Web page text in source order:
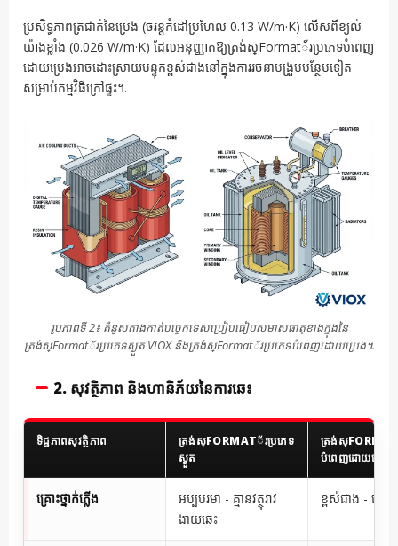
ប្រសិទ្ធភាពត្រជាក់នៃប្រេង (ចរន្តកំដៅប្រហែល 0.13 W/m·K) លើសពីខ្យល់
យ៉ាងខ្លាំង (0.026 W/m·K) ដែលអនុញ្ញាតឱ្យត្រង់ស្Format័រប្រភេទបំពេញ
ដោយប្រេងអាចដោះស្រាយបន្ទុកខ្ពស់ជាងនៅក្នុងការរចនាបង្រួមបន្ថែមទៀត
សម្រាប់កម្មវិធីក្រៅផ្ទះ។.
រូបភាពទី 2៖ គំនូសតាងកាត់បច្ចេកទេសប្រៀបធៀបសមាសធាតុខាងក្នុងនៃ
ត្រង់ស្Format័រប្រភេទស្ងួត VIOX និងត្រង់ស្Format័រប្រភេទបំពេញដោយប្រេង។.
2. សុវត្ថិភាព និងហានិភ័យនៃការឆេះ
ទិដ្ឋភាពសុវត្ថិភាព
ត្រង់ស្FORMAT័រប្រភេទ
ស្ងួត
ត្រង់ស្
បំពេញដោយប្រេង
គ្រោះថ្នាក់ភ្លើង
អប្បបរមា - គ្មានវត្ថុរាវ
ងាយឆេះ
ខ្ពស់ជាង - ប្រេ